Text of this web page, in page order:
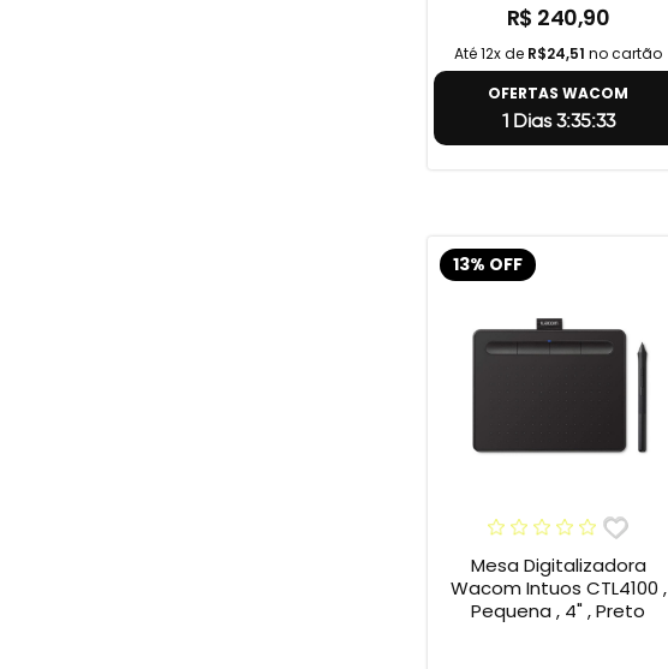
R$ 240,90
Até 12x de R$24,51 no cartão
OFERTAS WACOM
1 Dias 3:35:32
13% OFF
Mesa Digitalizadora
Wacom Intuos CTL4100 ,
Pequena , 4" , Preto